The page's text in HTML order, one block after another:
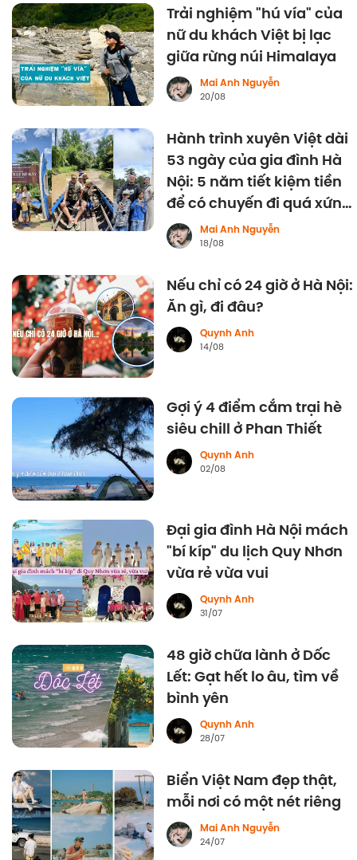
Trải nghiệm "hú vía" của
nữ du khách Việt bị lạc
giữa rừng núi Himalaya
Mai Anh Nguyễn
20/08
Hành trình xuyên Việt dài
53 ngày của gia đình Hà
Nội: 5 năm tiết kiệm tiền
để có chuyến đi quá xứng
đángMai Anh Nguyễn
18/08
Nếu chỉ có 24 giờ ở Hà Nội:
Ăn gì, đi đâu?
Quynh Anh
14/08
Gợi ý 4 điểm cắm trại hè
siêu chill ở Phan Thiết
Quynh Anh
02/08
Đại gia đình Hà Nội mách
"bí kíp" du lịch Quy Nhơn
vừa rẻ vừa vui
Quynh Anh
31/07
48 giờ chữa lành ở Dốc
Lết: Gạt hết lo âu, tìm về
bình yên
Quynh Anh
28/07
Biển Việt Nam đẹp thật,
mỗi nơi có một nét riêng
Mai Anh Nguyễn
24/07